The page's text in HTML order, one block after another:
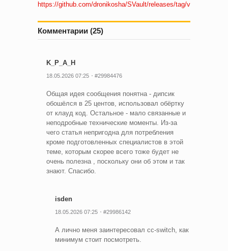
https://github.com/dronikosha/SVault/releases/tag/v1.0
Комментарии (25)
K_P_A_H
18.05.2026 07:25 #29984476
Общая идея сообщения понятна - дипсик
обошёлся в 25 центов, использовал обёртку
от клауд код. Остальное - мало связанные и
неподробные технические моменты. Из-за
чего статья непригодна для потребления
кроме подготовленных специалистов в этой
теме, которым скорее всего тоже будет не
очень полезна , поскольку они об этом и так
знают. Спасибо.
isden
18.05.2026 07:25 #29986142
А лично меня заинтересовал cc-switch, как
минимум стоит посмотреть.